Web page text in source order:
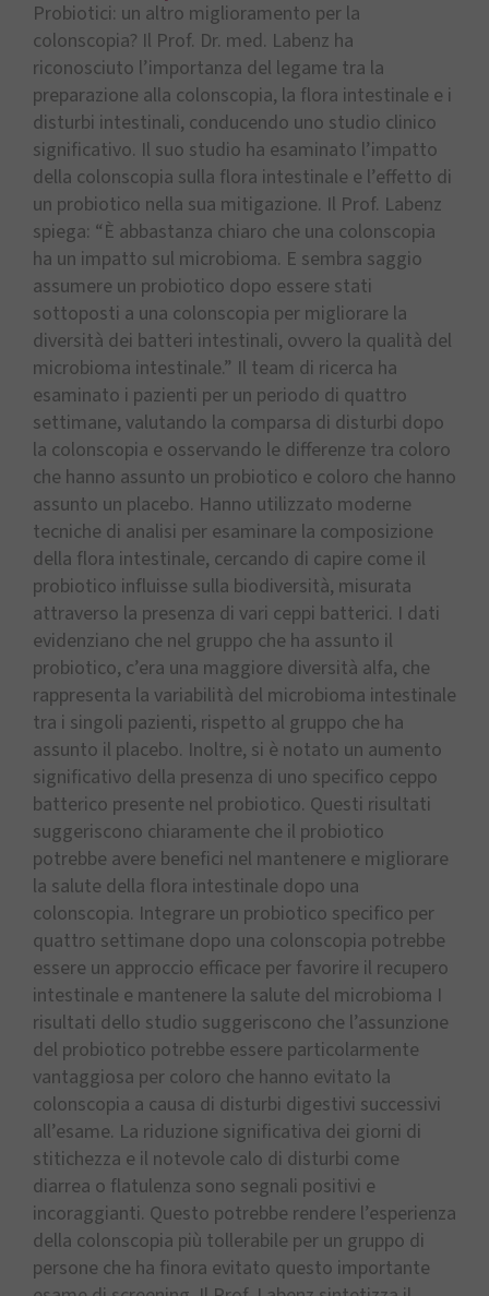
Probiotici: un altro miglioramento per la
colonscopia? Il Prof. Dr. med. Labenz ha
riconosciuto l’importanza del legame tra la
preparazione alla colonscopia, la flora intestinale e i
disturbi intestinali, conducendo uno studio clinico
significativo. Il suo studio ha esaminato l’impatto
della colonscopia sulla flora intestinale e l’effetto di
un probiotico nella sua mitigazione. Il Prof. Labenz
spiega: “È abbastanza chiaro che una colonscopia
ha un impatto sul microbioma. E sembra saggio
assumere un probiotico dopo essere stati
sottoposti a una colonscopia per migliorare la
diversità dei batteri intestinali, ovvero la qualità del
microbioma intestinale.” Il team di ricerca ha
esaminato i pazienti per un periodo di quattro
settimane, valutando la comparsa di disturbi dopo
la colonscopia e osservando le differenze tra coloro
che hanno assunto un probiotico e coloro che hanno
assunto un placebo. Hanno utilizzato moderne
tecniche di analisi per esaminare la composizione
della flora intestinale, cercando di capire come il
probiotico influisse sulla biodiversità, misurata
attraverso la presenza di vari ceppi batterici. I dati
evidenziano che nel gruppo che ha assunto il
probiotico, c’era una maggiore diversità alfa, che
rappresenta la variabilità del microbioma intestinale
tra i singoli pazienti, rispetto al gruppo che ha
assunto il placebo. Inoltre, si è notato un aumento
significativo della presenza di uno specifico ceppo
batterico presente nel probiotico. Questi risultati
suggeriscono chiaramente che il probiotico
potrebbe avere benefici nel mantenere e migliorare
la salute della flora intestinale dopo una
colonscopia. Integrare un probiotico specifico per
quattro settimane dopo una colonscopia potrebbe
essere un approccio efficace per favorire il recupero
intestinale e mantenere la salute del microbioma I
risultati dello studio suggeriscono che l’assunzione
del probiotico potrebbe essere particolarmente
vantaggiosa per coloro che hanno evitato la
colonscopia a causa di disturbi digestivi successivi
all’esame. La riduzione significativa dei giorni di
stitichezza e il notevole calo di disturbi come
diarrea o flatulenza sono segnali positivi e
incoraggianti. Questo potrebbe rendere l’esperienza
della colonscopia più tollerabile per un gruppo di
persone che ha finora evitato questo importante